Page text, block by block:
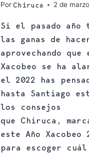
Por Chiruca 2 de
Si el pasado año
las ganas de
aprovechando que
Xacobeo se ha
el 2022 has
hasta Santiago
los consejos
que Chiruca,
este Año
para escoger